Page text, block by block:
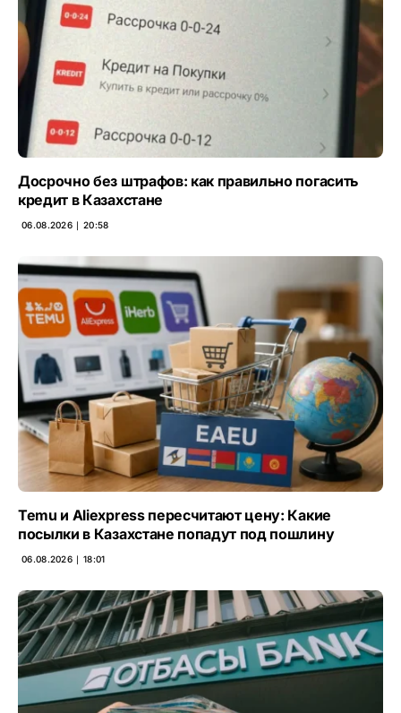
Досрочно без штрафов: как правильно погасить
кредит в Казахстане
06.08.2026 ∣ 20:58
Temu и Aliexpress пересчитают цену: Какие
посылки в Казахстане попадут под пошлину
06.08.2026 ∣ 18:01